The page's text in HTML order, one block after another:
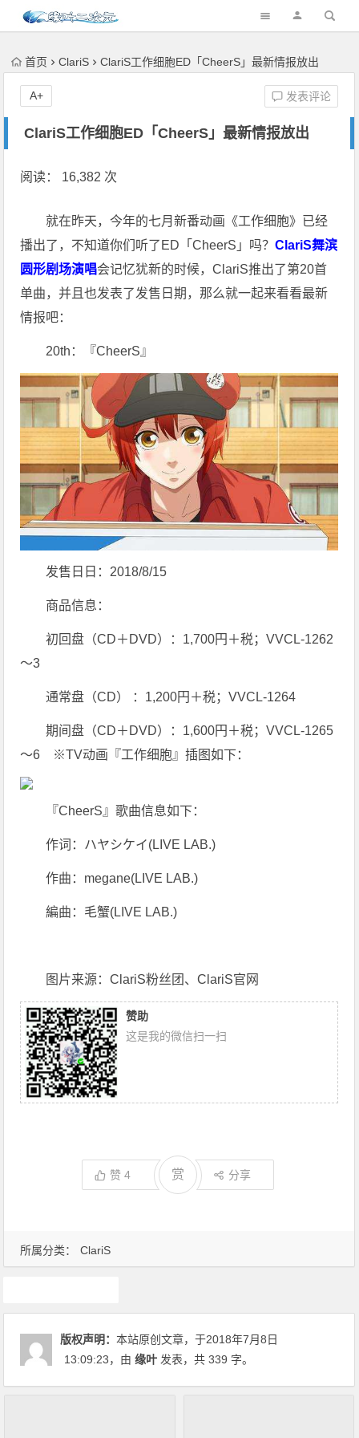
首页 ClariS ClariS工作细胞ED「CheerS」最新情报放出
ClariS工作细胞ED「CheerS」最新情报放出
发表评论
A+
所属分类： ClariS
阅读： 16,382 次
就在昨天，今年的七月新番动画《工作细胞》已经
播出了，不知道你们听了ED「CheerS」吗？ClariS舞滨
圆形剧场演唱会记忆犹新的时候，ClariS推出了第20首
单曲，并且也发表了发售日期，那么就一起来看看最新
情报吧：
20th：『CheerS』
发售日日：2018/8/15
商品信息：
初回盘（CD＋DVD）：1,700円＋税；VVCL-1262
～3
通常盘（CD） ：1,200円＋税；VVCL-1264
期间盘（CD＋DVD）：1,600円＋税；VVCL-1265
～6 ※TV动画『工作细胞』插图如下：
『CheerS』歌曲信息如下：
作词：ハヤシケイ(LIVE LAB.)
作曲：megane(LIVE LAB.)
編曲：毛蟹(LIVE LAB.)
图片来源：ClariS粉丝团、ClariS官网
赞助
这是我的微信扫一扫
赞4 赏 分享
版权声明：本站原创文章，于2018年7月8日
13:09:23，由缘叶 发表，共 339 字。